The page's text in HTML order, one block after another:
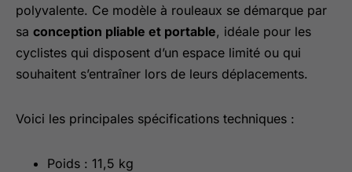
polyvalente. Ce modèle à rouleaux se démarque par
sa conception pliable et portable, idéale pour les
cyclistes qui disposent d’un espace limité ou qui
souhaitent s’entraîner lors de leurs déplacements.
Voici les principales spécifications techniques :
Poids : 11,5 kg